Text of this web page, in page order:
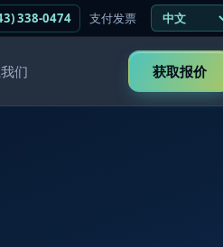
338-0474 支付发票
们 获取报价